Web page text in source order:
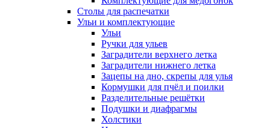
Столы для распечатки
Ульи и комплектующие
Ульи
Ручки для ульев
Заградители верхнего летка
Заградители нижнего летка
Зацепы на дно, скрепы для улья
Кормушки для пчёл и поилки
Разделительные решётки
Подушки и диафрагмы
Холстики